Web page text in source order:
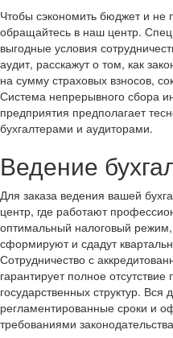
Чтобы сэкономить бюджет и не
обращайтесь в наш центр.
выгодные условия
аудит, расскажут о том, как
на сумму страховых взносов,
Система непрерывного сбора
предприятия предполагает
бухгалтерами и аудиторами.
Ведение
Для заказа ведения вашей
центр, где работают
оптимальный налоговый
сформируют и сдадут
Сотрудничество с
гарантирует полное
государственных структур.
регламентированные сроки и
требованиями